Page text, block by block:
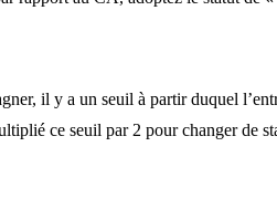
il y a un seuil à partir duquel
ce seuil par 2 pour changer de